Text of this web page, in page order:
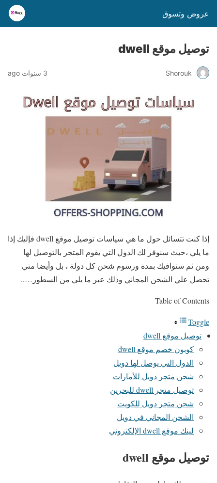
عروض وتسوق
توصيل موقع dwell
Shorouk 3 سنوات ago
إذا كنت تتسائل حول ما هي سياسات توصيل موقع dwell فإليك إذا
ما يلي ،حيث سنوفر لك الدول التي يقوم المتجر بالتوصيل لها
ومن ثم سنوافيك بمدة ورسوم شحن كل دولة ، بل وأيضا متي
تحصل علي الشحن المجاني وذلك عبر ما يلي من السطور…..
Table of Contents
Toggle
توصيل موقع dwell
كوبون خصم موقع dwell
الدول التي يوصل لها دويل
شحن متجر دويل للأمارات
توصيل متجر dwell للبحرين
شحن متجر دويل للكويت
الشحن المجاني في دويل
لينك موقع dwell الإلكتروني
توصيل موقع dwell